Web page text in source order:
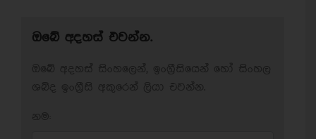
ඔබේ අදහස් එවන්න.